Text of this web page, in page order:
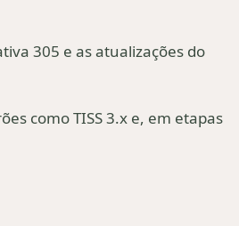
305 e as atualizações do
como TISS 3.x e, em etapas